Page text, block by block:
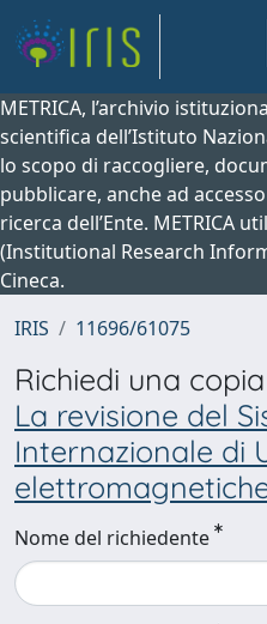
METRICA, l’archivio
scientifica dell’Istituto
lo scopo di raccogliere,
pubblicare, anche ad
ricerca dell’Ente. METRICA
(Institutional Research
Cineca.
IRIS
11696/61075
Richiedi una
La revisione del
Internazionale di
Nome del richiedente